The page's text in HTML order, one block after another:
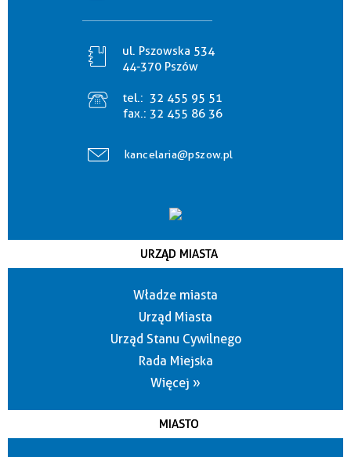
ul. Pszowska 534
44-370 Pszów
tel.: 32 455 95 51
fax.: 32 455 86 36
kancelaria@pszow.pl
URZĄD MIASTA
Władze miasta
Urząd Miasta
Urząd Stanu Cywilnego
Rada Miejska
Więcej »
MIASTO